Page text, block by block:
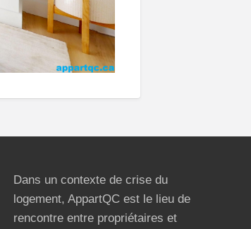
Dans un contexte de crise du
logement, AppartQC est le lieu de
rencontre entre propriétaires et